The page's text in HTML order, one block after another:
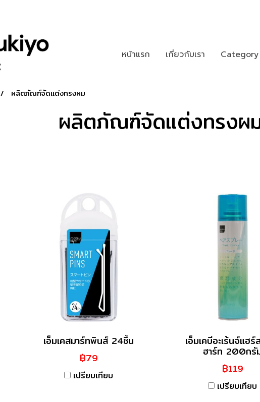
หน้าแรก เกี่ยวกับเรา Category
ผลิตภัณฑ์จัดแต่งทรงผม
ผลิตภัณฑ์จัดแต่งทรงผ
เอ็มเคสมาร์ทพินส์ 24ชิ้น
฿79
เปรียบเทียบ
เอ็มเคบีอะเร้นจ์แฮร์
ฮาร์ท 200กรั
฿119
เปรียบเทียบ